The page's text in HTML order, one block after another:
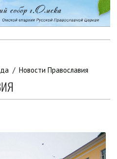
/ Новости Православия